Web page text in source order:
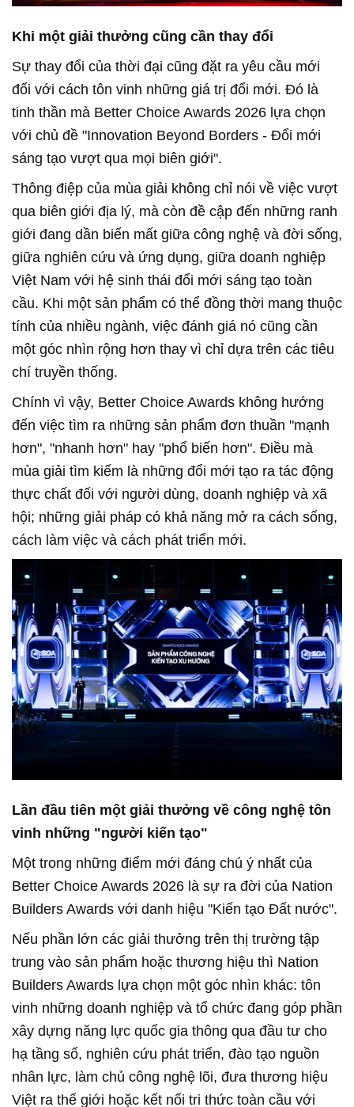
Khi một giải thưởng cũng cần thay đổi
Sự thay đổi của thời đại cũng đặt ra yêu cầu mới
đối với cách tôn vinh những giá trị đổi mới. Đó là
tinh thần mà Better Choice Awards 2026 lựa chọn
với chủ đề "Innovation Beyond Borders - Đổi mới
sáng tạo vượt qua mọi biên giới".
Thông điệp của mùa giải không chỉ nói về việc vượt
qua biên giới địa lý, mà còn đề cập đến những ranh
giới đang dần biến mất giữa công nghệ và đời sống,
giữa nghiên cứu và ứng dụng, giữa doanh nghiệp
Việt Nam với hệ sinh thái đổi mới sáng tạo toàn
cầu. Khi một sản phẩm có thể đồng thời mang thuộc
tính của nhiều ngành, việc đánh giá nó cũng cần
một góc nhìn rộng hơn thay vì chỉ dựa trên các tiêu
chí truyền thống.
Chính vì vậy, Better Choice Awards không hướng
đến việc tìm ra những sản phẩm đơn thuần "mạnh
hơn", "nhanh hơn" hay "phổ biến hơn". Điều mà
mùa giải tìm kiếm là những đổi mới tạo ra tác động
thực chất đối với người dùng, doanh nghiệp và xã
hội; những giải pháp có khả năng mở ra cách sống,
cách làm việc và cách phát triển mới.
Lần đầu tiên một giải thưởng về công nghệ tôn
vinh những "người kiến tạo"
Một trong những điểm mới đáng chú ý nhất của
Better Choice Awards 2026 là sự ra đời của Nation
Builders Awards với danh hiệu "Kiến tạo Đất nước".
Nếu phần lớn các giải thưởng trên thị trường tập
trung vào sản phẩm hoặc thương hiệu thì Nation
Builders Awards lựa chọn một góc nhìn khác: tôn
vinh những doanh nghiệp và tổ chức đang góp phần
xây dựng năng lực quốc gia thông qua đầu tư cho
hạ tầng số, nghiên cứu phát triển, đào tạo nguồn
nhân lực, làm chủ công nghệ lõi, đưa thương hiệu
Việt ra thế giới hoặc kết nối tri thức toàn cầu với